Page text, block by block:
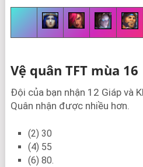
Vệ quân TFT mùa 16
Đội của bạn nhận 12 Giáp và
Quân nhận được nhiều hơn.
(2) 30
(4) 55
(6) 80.